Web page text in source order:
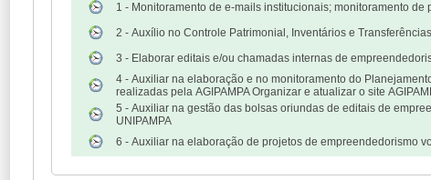
1 - Monitoramento de e-mails institucionais; monitoramento
2 - Auxílio no Controle Patrimonial, Inventários e
3 - Elaborar editais e/ou chamadas internas de
4 - Auxiliar na elaboração e no monitoramento do
realizadas pela AGIPAMPA Organizar e atualizar o site
5 - Auxiliar na gestão das bolsas oriundas de editais de
UNIPAMPA
6 - Auxiliar na elaboração de projetos de empreendedorismo